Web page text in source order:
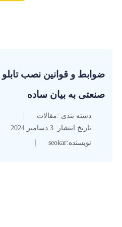
ضوابط و قوانین نصب
صنعتی به بیان ساده
دسته بندی :مقالات
تاریخ انتشار:3 دسامبر 2024
نویسنده:seokar